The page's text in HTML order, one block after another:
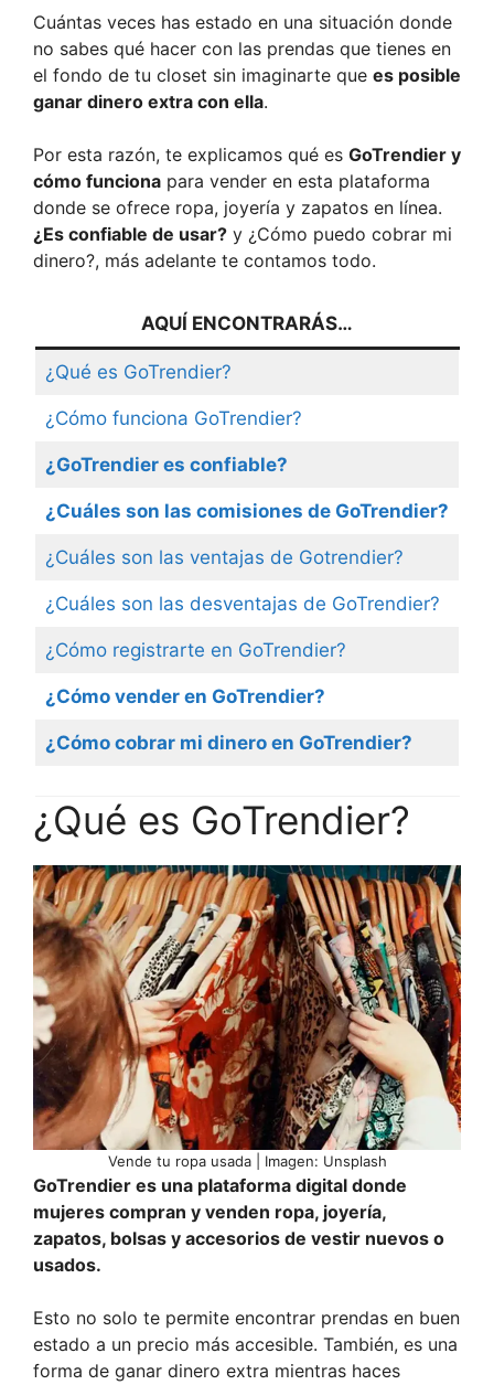
Cuántas veces has estado en una situación donde
no sabes qué hacer con las prendas que tienes en
el fondo de tu closet sin imaginarte que es posible
ganar dinero extra con ella.
Por esta razón, te explicamos qué es GoTrendier y
cómo funciona para vender en esta plataforma
donde se ofrece ropa, joyería y zapatos en línea.
¿Es confiable de usar? y ¿Cómo puedo cobrar mi
dinero?, más adelante te contamos todo.
AQUÍ ENCONTRARÁS…
¿Qué es GoTrendier?
¿Cómo funciona GoTrendier?
¿GoTrendier es confiable?
¿Cuáles son las comisiones de GoTrendier?
¿Cuáles son las ventajas de Gotrendier?
¿Cuáles son las desventajas de GoTrendier?
¿Cómo registrarte en GoTrendier?
¿Cómo vender en GoTrendier?
¿Cómo cobrar mi dinero en GoTrendier?
¿Qué es GoTrendier?
Vende tu ropa usada | Imagen: Unsplash
GoTrendier es una plataforma digital donde
mujeres compran y venden ropa, joyería,
zapatos, bolsas y accesorios de vestir nuevos o
usados.
Esto no solo te permite encontrar prendas en buen
estado a un precio más accesible. También, es una
forma de ganar dinero extra mientras haces